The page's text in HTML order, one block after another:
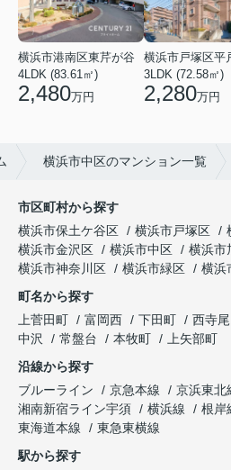
横浜市港南区東芹が谷
4LDK (83.61㎡)
2,480万円
3LDK (72.58㎡)
2,280万円
横浜市中区のマンション一覧
市区町村から探す
横浜市保土ケ谷区
横浜市戸塚区
横浜市金沢区
横浜市中区 横浜市
横浜市神奈川区
横浜市緑区
横浜
町名から探す
上菅田町
富岡西 下田町 西寺尾
中沢
常盤台 本牧町
上矢部町
沿線から探す
ブルーライン
京急本線 京浜東北
湘南新宿ライン宇須
横浜線 根岸
東海道本線
東急東横線
駅から探す